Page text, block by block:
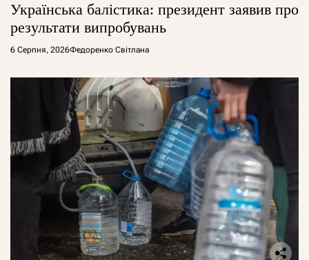
Українська балістика: президент заявив про
результати випробувань
6 Серпня, 2026Федоренко Світлана